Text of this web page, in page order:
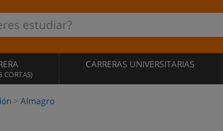
CORTAS)
CARRERAS UNIVERSITARIAS
Almagro